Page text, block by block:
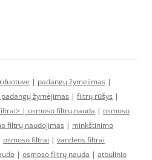
| padangų žymėjimas |
žymėjimas | filtrų rūšys |
| osmoso filtrų nauda | osmoso
filtrų naudojimas | minkštinimo
osmoso filtrai | vandens filtrai
| osmoso filtrų nauda | atbulinio